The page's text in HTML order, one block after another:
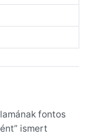
fontos
ismert